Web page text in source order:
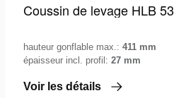
Coussin de levage HLB 53
hauteur gonflable max.: 411 mm
épaisseur incl. profil: 27 mm
Voir les détails